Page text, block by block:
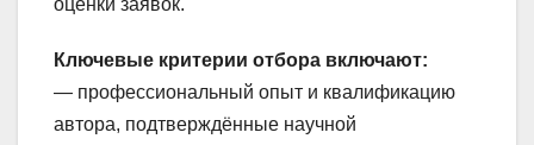
оценки заявок.
Ключевые критерии отбора включают:
— профессиональный опыт и квалификацию
автора, подтверждённые научной